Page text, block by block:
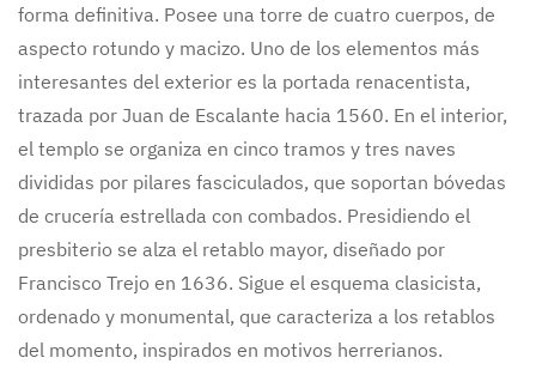
forma definitiva. Posee una torre de cuatro cuerpos, de
aspecto rotundo y macizo. Uno de los elementos más
interesantes del exterior es la portada renacentista,
trazada por Juan de Escalante hacia 1560. En el interior,
el templo se organiza en cinco tramos y tres naves
divididas por pilares fasciculados, que soportan bóvedas
de crucería estrellada con combados. Presidiendo el
presbiterio se alza el retablo mayor, diseñado por
Francisco Trejo en 1636. Sigue el esquema clasicista,
ordenado y monumental, que caracteriza a los retablos
del momento, inspirados en motivos herrerianos.